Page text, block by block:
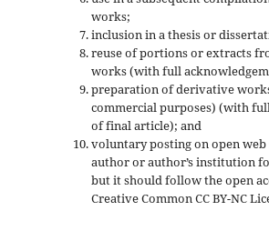
works;
inclusion in a thesis or
reuse of portions or extracts
works (with full
preparation of derivative
commercial purposes) (with
of final article); and
voluntary posting on open web
author or author’s institution
but it should follow the open
Creative Common CC BY-NC